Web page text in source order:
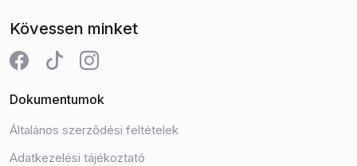
Kövessen minket
Dokumentumok
Általános szerződési feltételek
Adatkezelési tájékoztató